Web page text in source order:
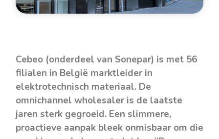
Cebeo (onderdeel van Sonepar) is met 56
filialen in België marktleider in
elektrotechnisch materiaal. De
omnichannel wholesaler is de laatste
jaren sterk gegroeid. Een slimmere,
proactieve aanpak bleek onmisbaar om die